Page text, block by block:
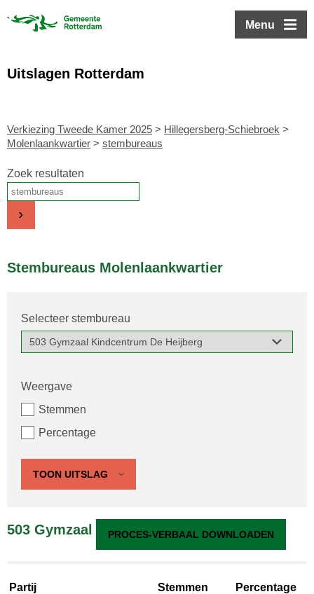
Menu
Uitslagen Rotterdam
Verkiezing Tweede Kamer 2025 > Hillegersberg-Schiebroek >
Molenlaankwartier > stembureaus
Zoek resultaten
Stembureaus Molenlaankwartier
Selecteer stembureau
Weergave
Stemmen
Percentage
TOON UITSLAG
503 Gymzaal Kindcentrum De Heijberg
PROCES-VERBAAL DOWNLOADEN
Partij Stemmen Percentage